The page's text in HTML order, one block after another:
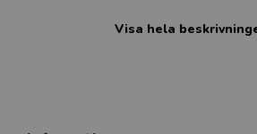
utbildningsföretag.
för dem med läs- och
Visa hela